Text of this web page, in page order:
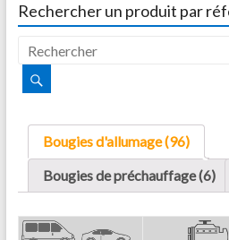
Rechercher un produit par
Bougies d'allumage (96)
Bougies de préchauffage (6)